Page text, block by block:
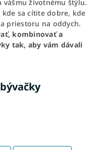
životnému štýlu.
kde sa cítite dobre, kde
priestoru na oddych.
kombinovať a
tak, aby vám dávali